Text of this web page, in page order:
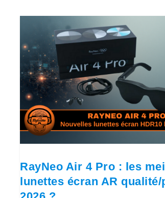
RayNeo Air 4 Pro : les
lunettes écran AR qualité/